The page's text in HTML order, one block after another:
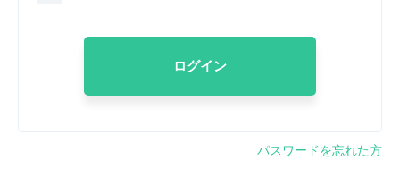
ログイン
パスワードを忘れた方